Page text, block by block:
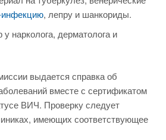
, лепру и шанкориды.
нарколога, дерматолога и
выдается справка об
вместе с сертификатом
ВИЧ. Проверку следует
имеющих соответствующее